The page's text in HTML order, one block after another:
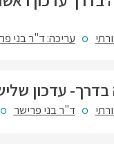
עריכה: ד"ר בני
שלישי למהדורה
ד"ר בני פרישר